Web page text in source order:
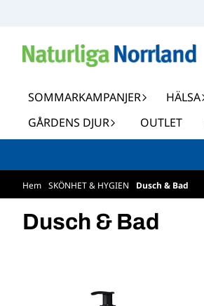
SOMMARKAMPANJER HÄLSA
GÅRDENS DJUR
OUTLET
Hem SKÖNHET & HYGIEN Dusch & Bad
Dusch & Bad